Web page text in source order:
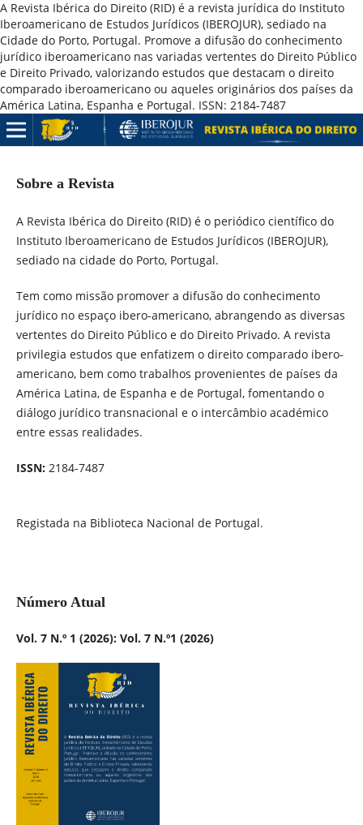
A Revista Ibérica do Direito (RID) é a revista jurídica do Instituto
Iberoamericano de Estudos Jurídicos (IBEROJUR), sediado na
Cidade do Porto, Portugal. Promove a difusão do conhecimento
jurídico iberoamericano nas variadas vertentes do Direito Público
e Direito Privado, valorizando estudos que destacam o direito
comparado iberoamericano ou aqueles originários dos países da
América Latina, Espanha e Portugal. ISSN: 2184-7487
Sobre a Revista
A Revista Ibérica do Direito (RID) é o periódico científico do
Instituto Iberoamericano de Estudos Jurídicos (IBEROJUR),
sediado na cidade do Porto, Portugal.
Tem como missão promover a difusão do conhecimento
jurídico no espaço ibero-americano, abrangendo as diversas
vertentes do Direito Público e do Direito Privado. A revista
privilegia estudos que enfatizem o direito comparado ibero-
americano, bem como trabalhos provenientes de países da
América Latina, de Espanha e de Portugal, fomentando o
diálogo jurídico transnacional e o intercâmbio académico
entre essas realidades.
ISSN:2184-7487
Registada na Biblioteca Nacional de Portugal.
Número Atual
Vol. 7 N.º 1 (2026): Vol. 7 N.º1 (2026)